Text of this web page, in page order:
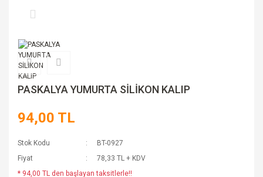
PASKALYA YUMURTA SİLİKON KALIP
94,00 TL
Stok Kodu
BT-0927
Fiyat
78,33 TL + KDV
* 94,00 TL den başlayan taksitlerle!!